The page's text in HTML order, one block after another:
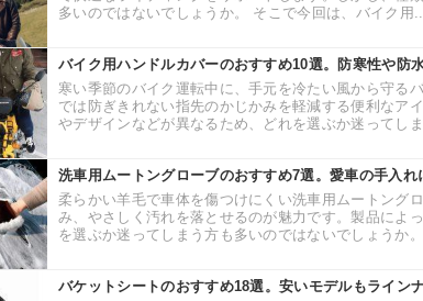
多いのではないでしょうか。 そこで今回は、バイク用
バイク用ハンドルカバーのおすすめ10選。防寒性や防
寒い季節のバイク運転中に、手元を冷たい風から守る
では防ぎきれない指先のかじかみを軽減する便利なア
やデザインなどが異なるため、どれを選ぶか迷ってし
洗車用ムートングローブのおすすめ7選。愛車の手入れ
柔らかい羊毛で車体を傷つけにくい洗車用ムートング
み、やさしく汚れを落とせるのが魅力です。製品によ
を選ぶか迷ってしまう方も多いのではないでしょうか
バケットシートのおすすめ18選。安いモデルもライン